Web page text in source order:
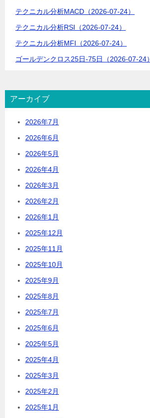
テクニカル分析MACD（2026-07-24）
テクニカル分析RSI（2026-07-24）
テクニカル分析MFI（2026-07-24）
ゴールデンクロス25日-75日（2026-07-24）
アーカイブ
2026年7月
2026年6月
2026年5月
2026年4月
2026年3月
2026年2月
2026年1月
2025年12月
2025年11月
2025年10月
2025年9月
2025年8月
2025年7月
2025年6月
2025年5月
2025年4月
2025年3月
2025年2月
2025年1月